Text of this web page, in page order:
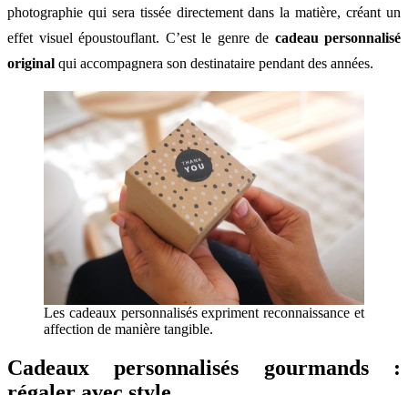
photographie qui sera tissée directement dans la matière, créant un
effet visuel époustouflant. C’est le genre de cadeau personnalisé
original qui accompagnera son destinataire pendant des années.
Les cadeaux personnalisés expriment reconnaissance et
affection de manière tangible.
Cadeaux personnalisés gourmands :